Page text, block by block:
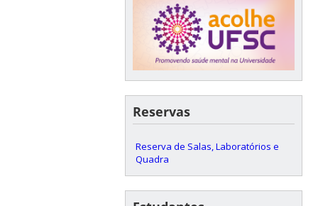
Reservas
Reserva de Salas, Laboratórios e
Quadra